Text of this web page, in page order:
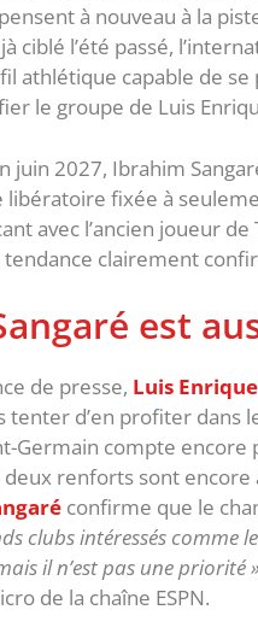
à nouveau à la
ciblé l’été passé,
athlétique capable de se
le groupe de Luis
juin 2027, Ibrahim
libératoire fixée à
avec l’ancien joueur
clairement
est
de presse, Luis Enrique
tenter d’en profiter dans
Germain compte
renforts sont
confirme que le
clubs intéressés comme
il n’est pas une priorité »
de la chaîne ESPN.